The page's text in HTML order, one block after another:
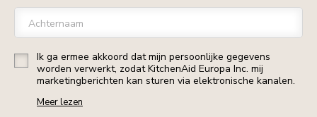
Achternaam
Ik ga ermee akkoord dat mijn persoonlijke gegevens
worden verwerkt, zodat KitchenAid Europa Inc. mij
marketingberichten kan sturen via elektronische kanalen.
Meer lezen